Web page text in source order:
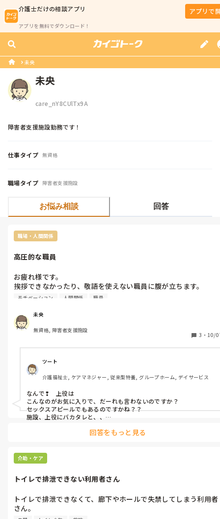
介護士だけの相談アプリ
アプリを無料でダウンロード！
アプリで
未央
未央
care_nY8CUlTx9A
障害者支援施設勤務です！
仕事タイプ 無資格
職場タイプ 障害者支援施設
お悩み相談 回答
職場・人間関係
高圧的な職員
お疲れ様です。
挨拶できなかったり、敬語を使えない職員に腹が立ちます。
30代中盤の女性職員さんなんですが、人の挨拶をフル無視しま
挨拶したのに無視です。私が入職した今年の4月からずーっとで
す。
利用者さんにも「おい！」とか「おめーのせいで汚れたんだけ
施設長はその職員がお気に入りなので見て見ぬフリです。課長も
施設長が言わないなら俺も言わないってスタンスです。
私だけじゃなく、他の職員さんにも同じ対応で、年上の職員さん
にも命令口調です。
その職員さん1人のせいで他の人の士気が下がるし、ストレスし
か溜まりません。正直辞めて欲しいです。
実習で来ている短大生の人にも挨拶しないし強く当たるので、そ
の方は来なくなってしまって短大も退学してしまったみたいで
モチベーション 人間関係 職員
未央
無資格, 障害者支援施設
3 ・ 10/
ツート
介護福祉士, ケアマネジャー, 従来型特養, グループホーム, デイサービス
なんで❢　上役は
こんなのがお気に入りで、だーれも言わないのですか？
セックスアピールでもあるのですかね？？
施設、上役にバカタレと、、
１人では厳しいなら、複数で本人や上役に伝えるべき、、それしかど
回答をもっと見る
介助・ケア
トイレで排泄できない利用者さん
トイレで排泄できなくて、廊下やホールで失禁してしまう利用者
さん。